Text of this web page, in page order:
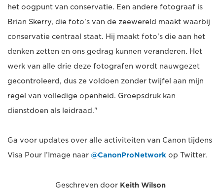
het oogpunt van conservatie. Een andere fotograaf is
Brian Skerry, die foto's van de zeewereld maakt waarbij
conservatie centraal staat. Hij maakt foto's die aan het
denken zetten en ons gedrag kunnen veranderen. Het
werk van alle drie deze fotografen wordt nauwgezet
gecontroleerd, dus ze voldoen zonder twijfel aan mijn
regel van volledige openheid. Groepsdruk kan
dienstdoen als leidraad."
Ga voor updates over alle activiteiten van Canon tijdens
Visa Pour I’Image naar @CanonProNetwork op Twitter.
Geschreven door Keith Wilson